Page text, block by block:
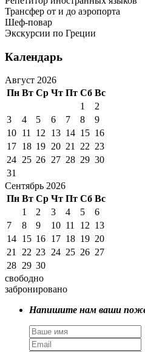
Трансфер от и до аэропорта
Шеф-повар
Экскурсии по Греции
Календарь
Август 2026
Пн Вт Ср Чт Пт Сб Вс
1
2
3
4 5 6 7 8
9
10 11 12 13 14 15 16
17 18 19 20 21 22 23
24 25 26 27 28 29 30
31
Сентябрь 2026
Пн Вт Ср Чт Пт Сб Вс
1
2 3 4 5
6
7
8 9 10 11 12 13
14 15 16 17 18 19 20
21
22 23 24 25 26 27
28 29 30
свободно
забронировано
Напишите нам ваши